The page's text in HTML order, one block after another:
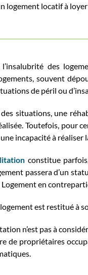
logement locatif à
l’insalubrité des
souvent
de péril ou
situations, une
Toutefois, pour
incapacité à réaliser
constitue
passera d’un
en
est restitué à
n’est pas à
de propriétaires